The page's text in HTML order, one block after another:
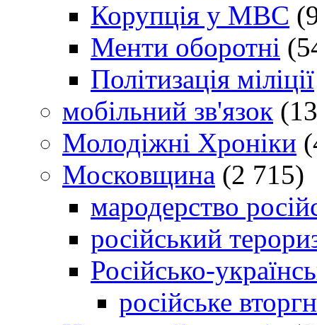
Корупція у МВС
Менти оборотні
Політизація міліції
мобільний зв'язок
Молодіжні Хроніки
Московщина (2 715)
мародерство
російський
Російсько-
російське